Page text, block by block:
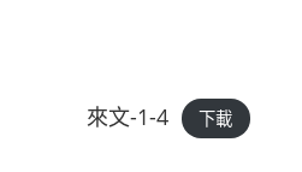
來文-1-4 下載